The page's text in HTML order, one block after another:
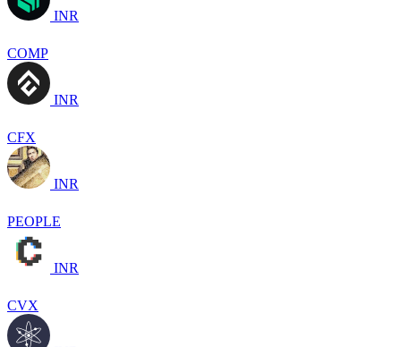
INR
COMP
INR
CFX
INR
PEOPLE
INR
CVX